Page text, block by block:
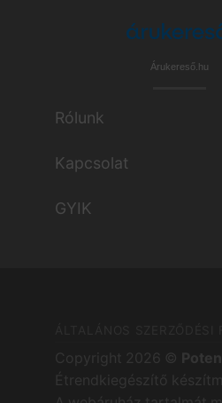
Árukereső.hu
Rólunk
Kapcsolat
GYIK
Copyright 2026 ©
Étrendkiegészítő
Titán Power Red – 3 db